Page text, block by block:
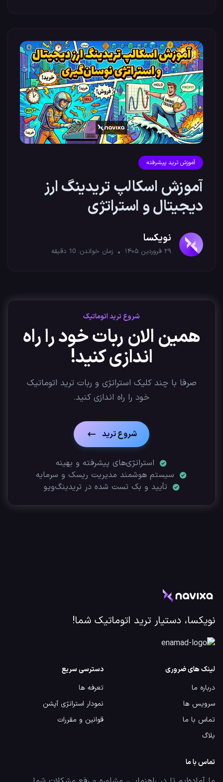
آموزش ترید پیشرفته
آموزش اسکالپ تریدینگ ارز
دیجیتال و استراتژی
نویکسا
۲۹ فروردین ۱۴۰۵ زمان خواندن: 10 دقیقه
شروع ترید اتوماتیک
همین الان ربات خود را راه
اندازی کنید!
صرفا با چند کلیک استراتژی‌ و ربات ترید اتوماتیک
خود را راه اندازی کنید.
شروع ترید
استراتژی‌های پیشرفته و بهینه
سیستم هوشمند مدیریت ریسک و سرمایه
تأیید‌ و بک تست شده در تریدینگ‌ویو
نویکسا، دستیار ترید اتوماتیک شما!
لینک های ضروری
درباره ما
سرویس ها
تماس با ما
بلاگ
دسترسی سریع
تعرفه ها
نمودار استراتژی آپشن
قوانین و مقررات
تماس با ما